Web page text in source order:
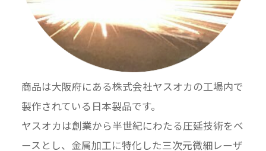
商品は大阪府にある株式会社ヤスオカの工場内で
製作されている日本製品です。
ヤスオカは創業から半世紀にわたる圧延技術をベ
ースとし、金属加工に特化した三次元微細レーザ